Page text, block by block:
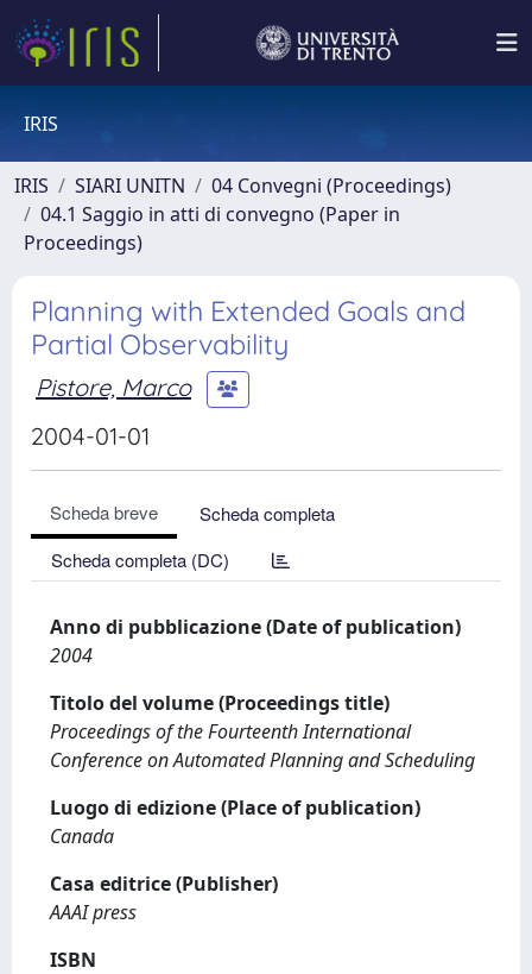
IRIS
IRIS SIARI UNITN
04 Convegni (Proceedings)
04.1 Saggio in atti di convegno (Paper in
Proceedings)
Planning with Extended Goals and
Partial Observability
Pistore, Marco
2004-01-01
Scheda breve
Scheda completa
Scheda completa (DC)
Anno di pubblicazione (Date of publication)
2004
Titolo del volume (Proceedings title)
Proceedings of the Fourteenth International
Conference on Automated Planning and Scheduling
Luogo di edizione (Place of publication)
Canada
Casa editrice (Publisher)
AAAI press
ISBN